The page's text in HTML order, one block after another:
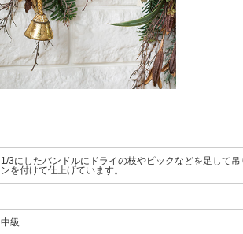
1/3にしたバンドルにドライの枝やピックなどを足して
ンを付けて仕上げています。
中級